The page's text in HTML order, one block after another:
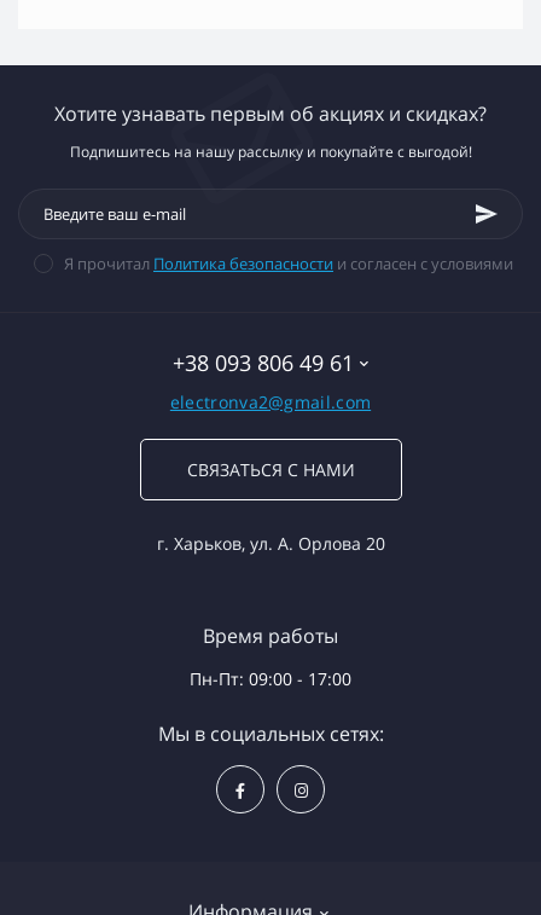
Хотите узнавать первым об акциях и скидках?
Подпишитесь на нашу рассылку и покупайте с выгодой!
Я прочитал Политика безопасности и согласен с условиями
+38 093 806 49 61
electronva2@gmail.com
СВЯЗАТЬСЯ С НАМИ
г. Харьков, ул. А. Орлова 20
Время работы
Пн-Пт: 09:00 - 17:00
Мы в социальных сетях: